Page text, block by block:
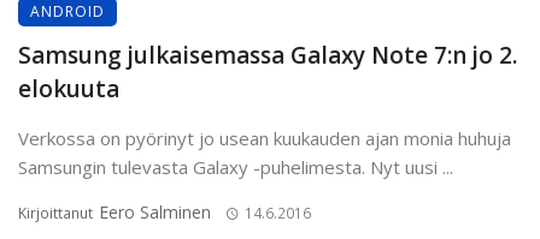
ANDROID
Samsung julkaisemassa Galaxy Note 7:n jo 2.
elokuuta
Verkossa on pyörinyt jo usean kuukauden ajan monia huhuja
Samsungin tulevasta Galaxy -puhelimesta. Nyt uusi ...
Kirjoittanut Eero Salminen 14.6.2016